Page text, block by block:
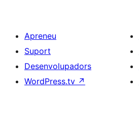
Apreneu
Suport
Desenvolupadors
WordPress.tv ↗